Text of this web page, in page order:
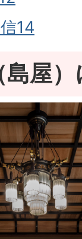
14
島屋